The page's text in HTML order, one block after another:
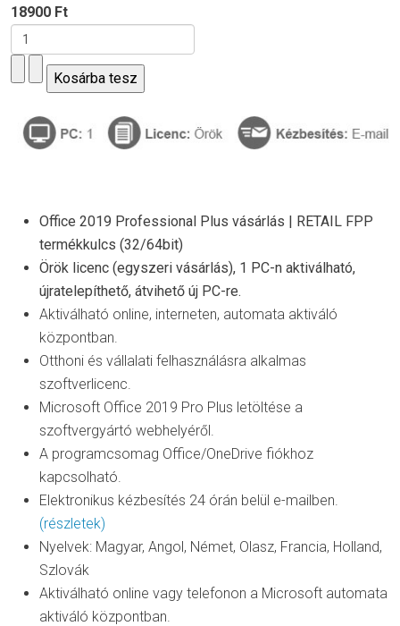
18900 Ft
Office 2019 Professional Plus vásárlás | RETAIL FPP
termékkulcs (32/64bit)
Örök licenc (egyszeri vásárlás), 1 PC-n aktiválható,
újratelepíthető, átvihető új PC-re.
Aktiválható online, interneten, automata aktiváló
központban.
Otthoni és vállalati felhasználásra alkalmas
szoftverlicenc.
Microsoft Office 2019 Pro Plus letöltése a
szoftvergyártó webhelyéről.
A programcsomag Office/OneDrive fiókhoz
kapcsolható.
Elektronikus kézbesítés 24 órán belül e-mailben.
(részletek)
Nyelvek: Magyar, Angol, Német, Olasz, Francia, Holland,
Szlovák
Aktiválható online vagy telefonon a Microsoft automata
aktiváló központban.